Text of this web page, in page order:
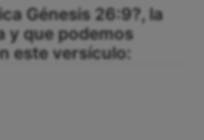
Génesis 26:9?, la
y que podemos
este versículo: